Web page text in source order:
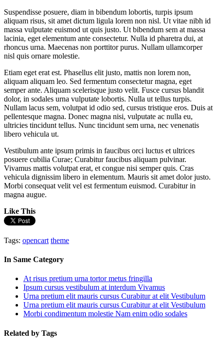
Suspendisse posuere, diam in bibendum lobortis, turpis ipsum
aliquam risus, sit amet dictum ligula lorem non nisl. Ut vitae nibh id
massa vulputate euismod ut quis justo. Ut bibendum sem at massa
lacinia, eget elementum ante consectetur. Nulla id pharetra dui, at
rhoncus urna. Maecenas non porttitor purus. Nullam ullamcorper
nisl quis ornare molestie.
Etiam eget erat est. Phasellus elit justo, mattis non lorem non,
aliquam aliquam leo. Sed fermentum consectetur magna, eget
semper ante. Aliquam scelerisque justo velit. Fusce cursus blandit
dolor, in sodales urna vulputate lobortis. Nulla ut tellus turpis.
Nullam lacus sem, volutpat id odio sed, cursus tristique eros. Duis at
pellentesque magna. Donec magna nisi, vulputate ac nulla eu,
ultricies tincidunt tellus. Nunc tincidunt sem urna, nec venenatis
libero vehicula ut.
Vestibulum ante ipsum primis in faucibus orci luctus et ultrices
posuere cubilia Curae; Curabitur faucibus aliquam pulvinar.
Vivamus mattis volutpat erat, et congue nisi semper quis. Cras
vehicula dignissim libero in elementum. Mauris sit amet dolor justo.
Morbi consequat velit vel est fermentum euismod. Curabitur in
magna augue.
Like This
Tags: opencart theme
In Same Category
At risus pretium urna tortor metus fringilla
Ipsum cursus vestibulum at interdum Vivamus
Urna pretium elit mauris cursus Curabitur at elit Vestibulum
Urna pretium elit mauris cursus Curabitur at elit Vestibulum
Morbi condimentum molestie Nam enim odio sodales
Related by Tags